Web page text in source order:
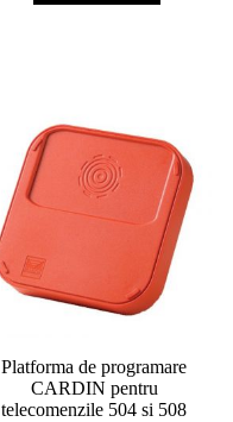
Platforma de programare
CARDIN pentru
telecomenzile 504 si 508